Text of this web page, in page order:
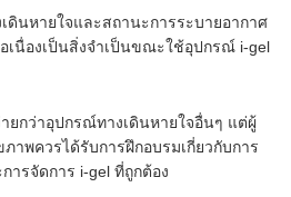
เดินหายใจและสถานะการระบายอากาศ
เนื่องเป็นสิ่งจำเป็นขณะใช้อุปกรณ์ i-gel
ยกว่าอุปกรณ์ทางเดินหายใจอื่นๆ แต่ผู้
าพควรได้รับการฝึกอบรมเกี่ยวกับการ
ารจัดการ i-gel ที่ถูกต้อง